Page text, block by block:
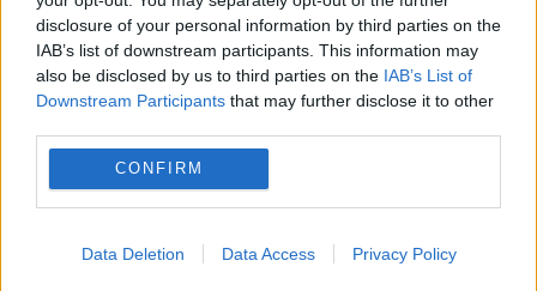
disclosure of your personal information by third parties on the
IAB’s list of downstream participants. This information may
also be disclosed by us to third parties on the IAB’s List of
Downstream Participants that may further disclose it to other
CONFIRM
Data Deletion Data Access Privacy Policy
ACTUALITATE